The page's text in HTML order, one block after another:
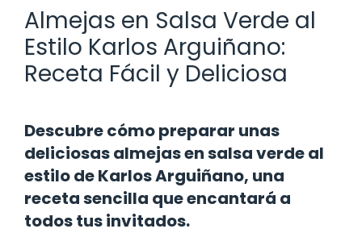
Almejas en Salsa Verde al
Estilo Karlos Arguiñano:
Receta Fácil y Deliciosa
Descubre cómo preparar unas
deliciosas almejas en salsa verde al
estilo de Karlos Arguiñano, una
receta sencilla que encantará a
todos tus invitados.